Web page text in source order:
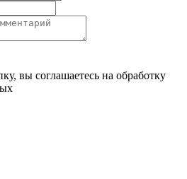
вы соглашаетесь на обработку